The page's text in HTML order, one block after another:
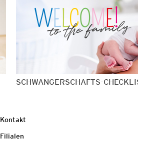
SCHWANGERSCHAFTS-
Kontakt
Filialen